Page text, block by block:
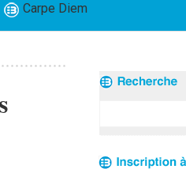
Carpe Diem